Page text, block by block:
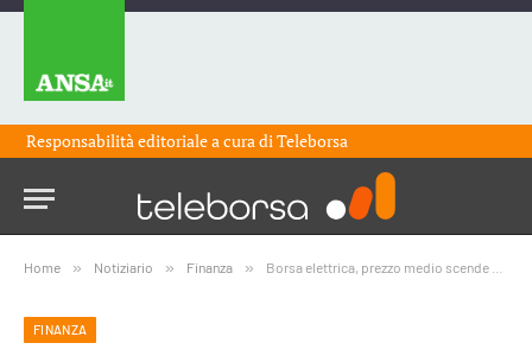
Responsabilità editoriale a cura diTeleborsa
Home » Notiziario » Finanza » Borsa elettrica, prezzo medio scende a 110,41 euro/MWh
FINANZA